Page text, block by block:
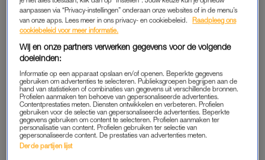
op de N48 bij Zuidwolde en de N303 bij Harderwijk. De
woordvoerder van de ANWB vermoedt dat dat komt doordat
tractoren daar op weg zijn naar op- of afritten van de
snelwegen.
OP-EN AFRITTEN
“De afsluitingen kunnen gevaarlijke situaties en hinder
opleveren”, zegt Rijkswaterstaat. Her en der is puin en mest
op de weg gelegd en ook zijn hooibalen in brand gestoken.
“Rij extra alert”, is het advies.
aanpassen via “Privacy-instellingen” onderaan onze websites of in de menu’s
van onze apps. Lees meer in ons privacy- en cookiebeleid.
Raadpleeg ons
cookiebeleid voor meer informatie.
Wij en onze partners verwerken gegevens voor de volgende
doeleinden:
Informatie op een apparaat opslaan en/of openen. Beperkte gegevens
gebruiken om advertenties te selecteren. Publieksgroepen begrijpen aan de
hand van statistieken of combinaties van gegevens uit verschillende bronnen.
Profielen aanmaken ten behoeve van gepersonaliseerde advertenties.
Contentprestaties meten. Diensten ontwikkelen en verbeteren. Profielen
gebruiken voor de selectie van gepersonaliseerde advertenties. Beperkte
gegevens gebruiken om content te selecteren. Profielen aanmaken ter
personalisatie van content. Profielen gebruiken ter selectie van
gepersonaliseerde content. De prestaties van advertenties meten.
Derde partijen lijst